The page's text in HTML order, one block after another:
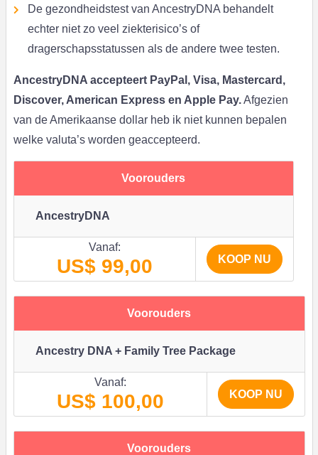
De gezondheidstest van AncestryDNA behandelt
echter niet zo veel ziekterisico’s of
dragerschapsstatussen als de andere twee testen.
AncestryDNA accepteert PayPal, Visa, Mastercard,
Discover, American Express en Apple Pay.Afgezien
van de Amerikaanse dollar heb ik niet kunnen bepalen
welke valuta’s worden geaccepteerd.
Voorouders
AncestryDNA
Vanaf:
US$ 99,00 KOOP NU
Voorouders
Ancestry DNA + Family Tree Package
Vanaf:
US$ 100,00 KOOP NU
Voorouders